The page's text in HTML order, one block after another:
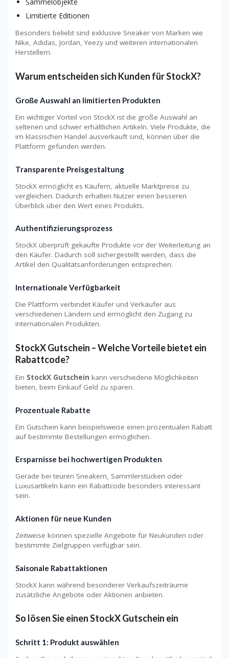
Sammelobjekte
Limitierte Editionen
Besonders beliebt sind exklusive Sneaker von Marken wie
Nike, Adidas, Jordan, Yeezy und weiteren internationalen
Herstellern.
Warum entscheiden sich Kunden für StockX?
Große Auswahl an limitierten Produkten
Ein wichtiger Vorteil von StockX ist die große Auswahl an
seltenen und schwer erhältlichen Artikeln. Viele Produkte, die
im klassischen Handel ausverkauft sind, können über die
Plattform gefunden werden.
Transparente Preisgestaltung
StockX ermöglicht es Käufern, aktuelle Marktpreise zu
vergleichen. Dadurch erhalten Nutzer einen besseren
Überblick über den Wert eines Produkts.
Authentifizierungsprozess
StockX überprüft gekaufte Produkte vor der Weiterleitung an
den Käufer. Dadurch soll sichergestellt werden, dass die
Artikel den Qualitätsanforderungen entsprechen.
Internationale Verfügbarkeit
Die Plattform verbindet Käufer und Verkäufer aus
verschiedenen Ländern und ermöglicht den Zugang zu
internationalen Produkten.
StockX Gutschein – Welche Vorteile bietet ein
Rabattcode?
Ein StockX Gutschein kann verschiedene Möglichkeiten
bieten, beim Einkauf Geld zu sparen.
Prozentuale Rabatte
Ein Gutschein kann beispielsweise einen prozentualen Rabatt
auf bestimmte Bestellungen ermöglichen.
Ersparnisse bei hochwertigen Produkten
Gerade bei teuren Sneakern, Sammlerstücken oder
Luxusartikeln kann ein Rabattcode besonders interessant
sein.
Aktionen für neue Kunden
Zeitweise können spezielle Angebote für Neukunden oder
bestimmte Zielgruppen verfügbar sein.
Saisonale Rabattaktionen
StockX kann während besonderer Verkaufszeiträume
zusätzliche Angebote oder Aktionen anbieten.
So lösen Sie einen StockX Gutschein ein
Schritt 1: Produkt auswählen